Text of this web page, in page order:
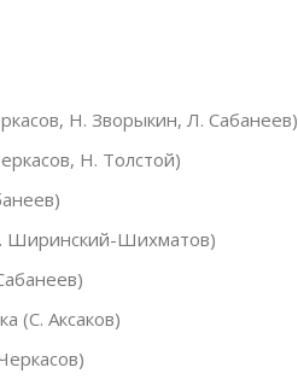
Н. Зворыкин, Л. Сабанеев)
Н. Толстой)
Ширинский-Шихматов)
(С. Аксаков)